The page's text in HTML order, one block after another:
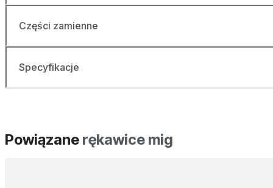
Części zamienne
Specyfikacje
Powiązane rękawice mig